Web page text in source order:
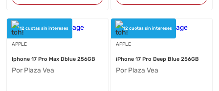
12 cuotas sin intereses
APPLE
Iphone 17 Pro Max Dblue 256GB
Por Plaza Vea
12 cuotas sin intereses
APPLE
iPhone 17 Pro Deep Blue 256GB
Por Plaza Vea